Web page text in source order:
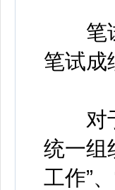
笔试
笔试成
对于
统一组
工作”